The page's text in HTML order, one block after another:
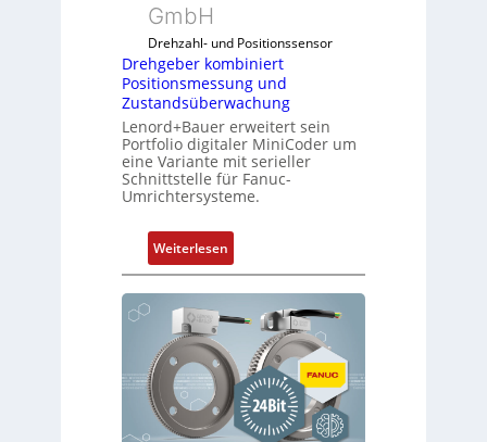
GmbH
Drehzahl- und Positionssensor
Drehgeber kombiniert
Positionsmessung und
Zustandsüberwachung
Lenord+Bauer erweitert sein
Portfolio digitaler MiniCoder um
eine Variante mit serieller
Schnittstelle für Fanuc-
Umrichtersysteme.
Weiterlesen:
D
r
e
g
e
b
e